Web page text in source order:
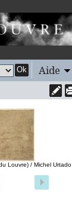
Ok Aide
Louvre) / Michel Urtado